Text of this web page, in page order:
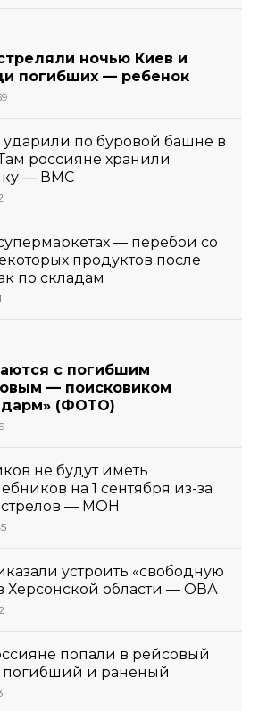
ночью Киев и
погибших — ребенок
по буровой башне в
россияне хранили
— ВМС
— перебои со
продуктов после
по складам
с погибшим
— поисковиком
(ФОТО)
не будут иметь
на 1 сентября из-за
— МОН
устроить «свободную
в Херсонской области — ОВА
попали в рейсовый
погибший и раненый